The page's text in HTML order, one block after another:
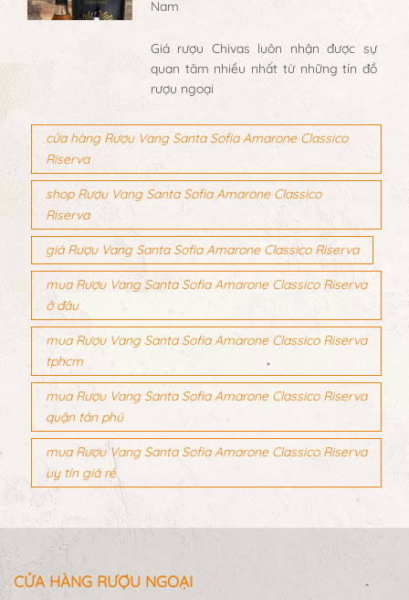
Được Săn Đón Nhiều Nhất Tại Việt
Giá rượu Chivas luôn nhận được sự
quan tâm nhiều nhất từ những tín đồ
cửa hàng Rượu Vang Santa Sofia Amarone Classico
Riserva
shop Rượu Vang Santa Sofia Amarone Classico
Riserva
giá Rượu Vang Santa Sofia Amarone Classico Riserva
mua Rượu Vang Santa Sofia Amarone Classico Riserva
ở đâu
mua Rượu Vang Santa Sofia Amarone Classico Riserva
tphcm
mua Rượu Vang Santa Sofia Amarone Classico Riserva
quận tân phú
mua Rượu Vang Santa Sofia Amarone Classico Riserva
uy tín giá rẻ